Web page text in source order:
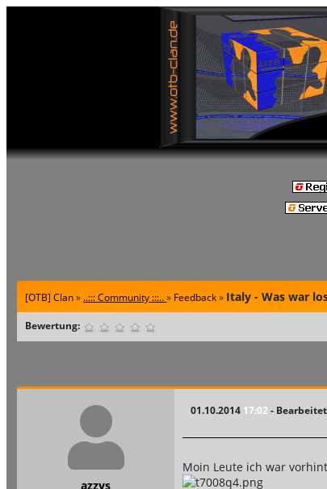
[OTB] Clan» ..::: Community :::..» Feedback» Italy - Was war
Bewertung:
azzys
01.10.2014 17:02 -
Moin Leute ich war